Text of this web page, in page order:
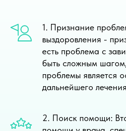
1. Признание
выздоровления -
есть проблема с
быть сложным
проблемы является
дальнейшего
2. Поиск помощи: